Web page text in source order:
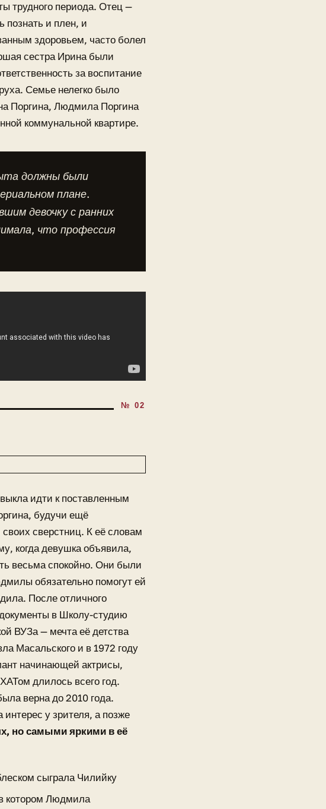
трудного периода. Отец —
познать и плен, и
здоровьем, часто болел
сестра Ирина были
за воспитание
Семье нелегко было
Поргина, Людмила Поргина
коммунальной квартире.
должны были
плане.
девочку с ранних
что профессия
идти к поставленным
будучи ещё
сверстниц. К её словам
когда девушка объявила,
весьма спокойно. Они были
обязательно помогут ей
После отличного
в Школу-студию
ВУЗа — мечта её детства
Масальского и в 1972 году
начинающей актрисы,
длилось всего год.
верна до 2010 года.
у зрителя, а позже
но самыми яркими в её
сыграла Чилийку
котором Людмила